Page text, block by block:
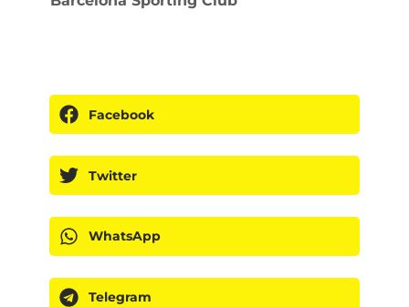
Facebook
Twitter
WhatsApp
Telegram